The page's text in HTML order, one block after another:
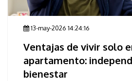
13-may-2026 14:24:16
Ventajas de vivir solo
apartamento:
bienestar